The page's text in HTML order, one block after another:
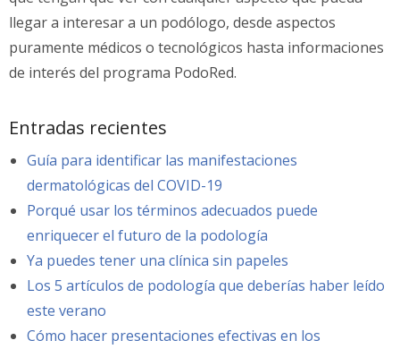
llegar a interesar a un podólogo, desde aspectos
puramente médicos o tecnológicos hasta informaciones
de interés del programa PodoRed.
Entradas recientes
Guía para identificar las manifestaciones
dermatológicas del COVID-19
Porqué usar los términos adecuados puede
enriquecer el futuro de la podología
Ya puedes tener una clínica sin papeles
Los 5 artículos de podología que deberías haber leído
este verano
Cómo hacer presentaciones efectivas en los